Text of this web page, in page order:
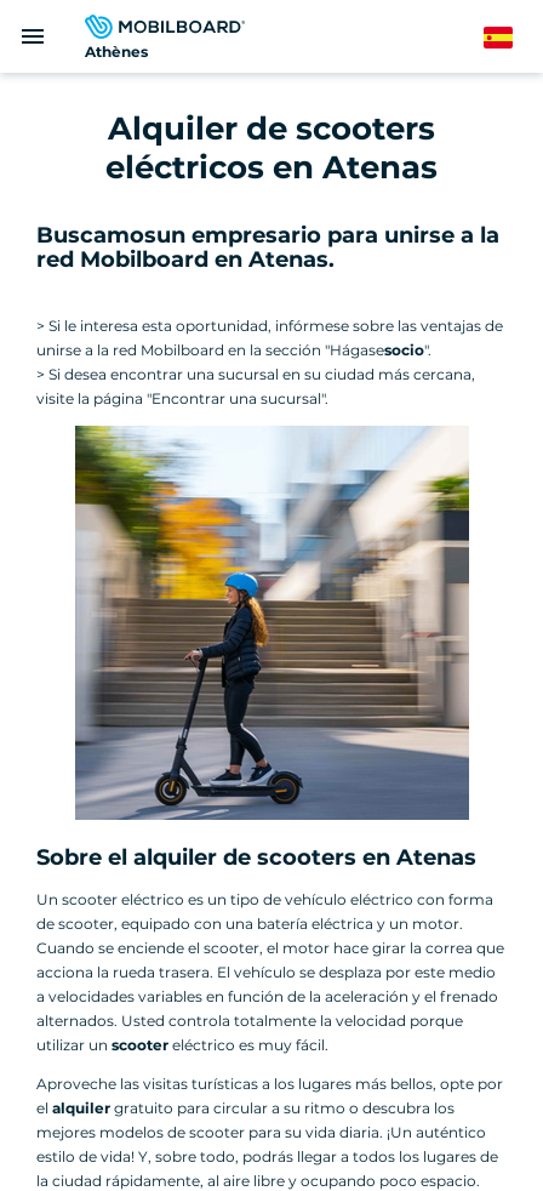
Athènes
menu Spanish
Alquiler de scooters
eléctricos en Atenas
Buscamosun empresario para unirse a la
red Mobilboard en Atenas.
> Si le interesa esta oportunidad, infórmese sobre las ventajas de
unirse a la red Mobilboard en la sección "Hágasesocio".
> Si desea encontrar una sucursal en su ciudad más cercana,
visite la página "Encontrar una sucursal".
Sobre el alquiler de scooters en Atenas
Un scooter eléctrico es un tipo de vehículo eléctrico con forma
de scooter, equipado con una batería eléctrica y un motor.
Cuando se enciende el scooter, el motor hace girar la correa que
acciona la rueda trasera. El vehículo se desplaza por este medio
a velocidades variables en función de la aceleración y el frenado
alternados. Usted controla totalmente la velocidad porque
utilizar un scooter eléctrico es muy fácil.
Aproveche las visitas turísticas a los lugares más bellos, opte por
el alquiler gratuito para circular a su ritmo o descubra los
mejores modelos de scooter para su vida diaria. ¡Un auténtico
estilo de vida! Y, sobre todo, podrás llegar a todos los lugares de
la ciudad rápidamente, al aire libre y ocupando poco espacio.